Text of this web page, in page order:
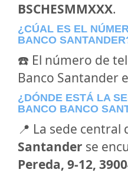
BSCHESMMXXX.
¿CÚAL ES EL
BANCO
☎️ El número de
Banco Santander
¿DÓNDE ESTÁ LA
BANCO BANCO
📍 La sede central
Santander se
Pereda, 9-12,